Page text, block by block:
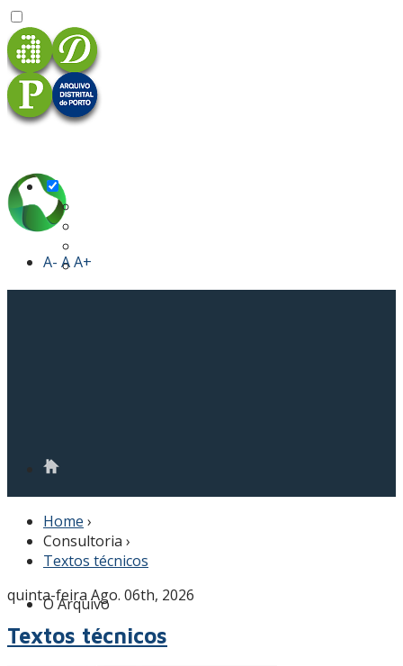
A- AA+
O Arquivo
Home ›
Consultoria ›
Textos técnicos
quinta-feira Ago. 06th, 2026
Textos técnicos